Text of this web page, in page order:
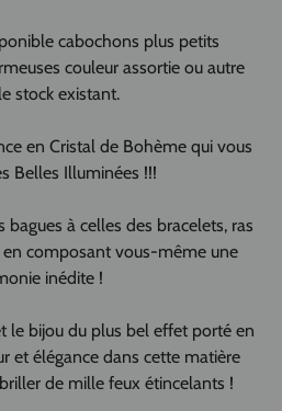
cabochons plus petits
couleur assortie ou autre
stock existant.
en Cristal de Bohème qui vous
Belles Illuminées !!!
bagues à celles des bracelets, ras
composant vous-même une
inédite !
le bijou du plus bel effet porté en
et élégance dans cette matière
de mille feux étincelants !